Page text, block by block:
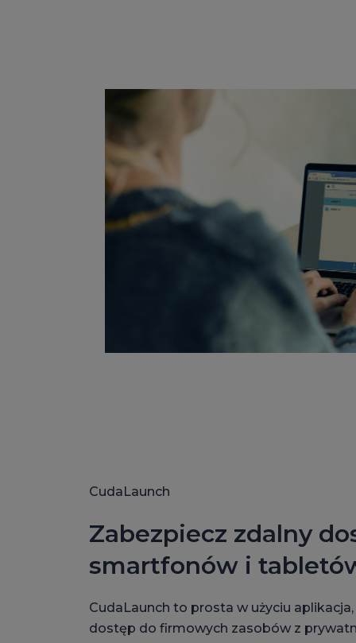
CudaLaunch
Zabezpiecz zdalny
smartfonów i
CudaLaunch to prosta w użyciu
dostęp do firmowych zasobów z